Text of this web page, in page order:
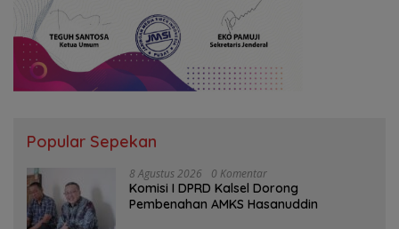
Popular Sepekan
8 Agustus 2026 0 Komentar
Komisi I DPRD Kalsel Dorong
Pembenahan AMKS Hasanuddin